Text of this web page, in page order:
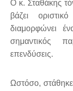
Ο κ. Σταθάκης
βάζει
διαμορφώνει
σημαντικός
επενδύσεις.
Ωστόσο,